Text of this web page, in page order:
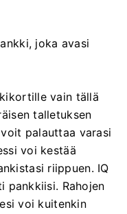
joka avasi
vain tällä
talletuksen
palauttaa varasi
voi kestää
riippuen. IQ
pankkiisi. Rahojen
voi kuitenkin